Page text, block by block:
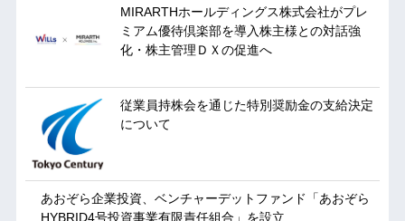
MIRARTHホールディングス株式会社がプレ
ミアム優待倶楽部を導入株主様との対話強
化・株主管理ＤＸの促進へ
従業員持株会を通じた特別奨励金の支給決定
について
あおぞら企業投資、ベンチャーデットファンド「あおぞら
HYBRID4号投資事業有限責任組合」を設立